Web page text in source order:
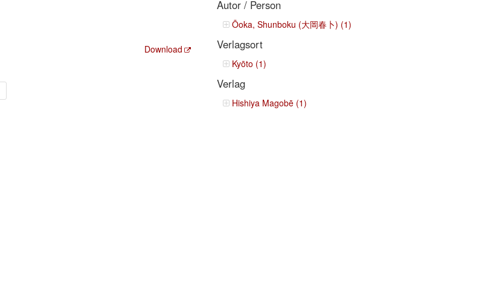
Download
Autor / Person
Ōoka, Shunboku (大岡春卜) (1)
Verlagsort
Kyōto (1)
Verlag
Hishiya Magobē (1)